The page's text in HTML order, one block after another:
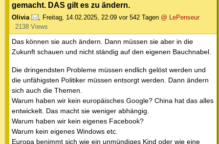
gemacht. DAS gilt es zu ändern.
Olivia , Freitag, 14.02.2025, 22:09 vor 542 Tagen @ LePenseur
2138 Views
Das können sie auch ändern. Dann müssen sie aber in die
Zukunft schauen und nicht ständig auf den eigenen Bauchnabel.
Die dringendsten Probleme müssen endlich gelöst werden und
die unfähigsten Politiker müssen entsorgt werden. Dann ändern
sich auch die Themen.
Warum haben wir kein europäisches Google? China hat das alles
entwickelt. Das macht sie weniger abhängig.
Warum haben wir kein eigenes Facebook?
Warum kein eigenes Windows etc.
Europa benimmt sich wie ein unmündiges Kind oder wie eine